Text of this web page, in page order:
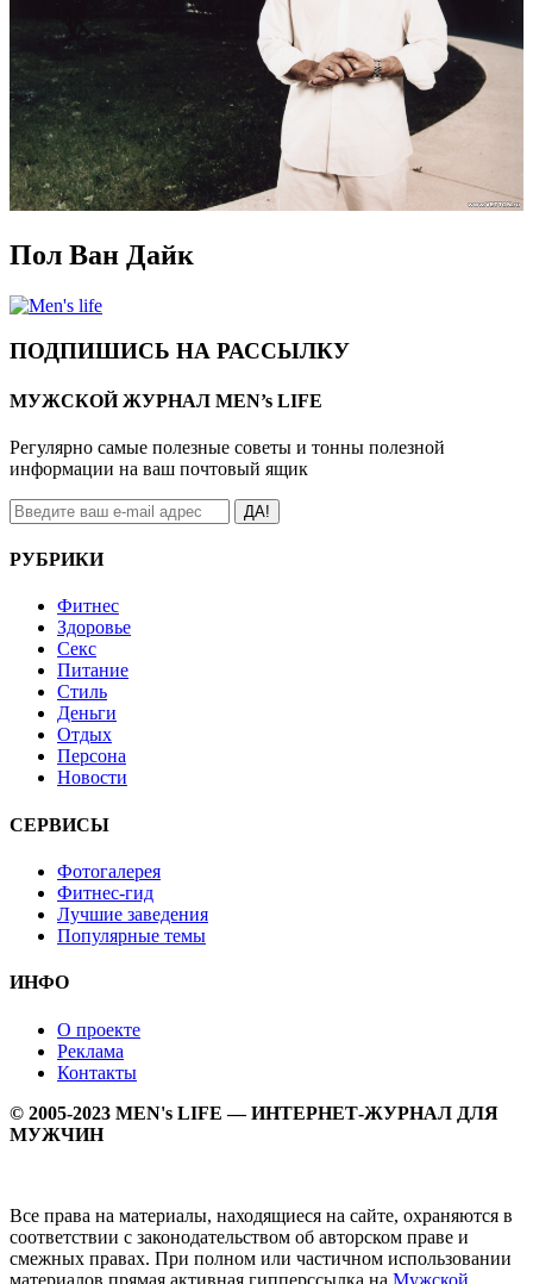
Пол Ван Дайк
ПОДПИШИСЬ НА РАССЫЛКУ
МУЖСКОЙ ЖУРНАЛ MEN’s LIFE
Регулярно самые полезные советы и тонны полезной
информации на ваш почтовый ящик
ДА!
РУБРИКИ
Фитнес
Здоровье
Секс
Питание
Стиль
Деньги
Отдых
Персона
Новости
СЕРВИСЫ
Фотогалерея
Фитнес-гид
Лучшие заведения
Популярные темы
ИНФО
О проекте
Реклама
Контакты
© 2005-2023 MEN's LIFE — ИНТЕРНЕТ-ЖУРНАЛ ДЛЯ
МУЖЧИН
Все права на материалы, находящиеся на сайте, охраняются в
соответствии с законодательством об авторском праве и
смежных правах. При полном или частичном использовании
материалов прямая активная гипперссылка на Мужской